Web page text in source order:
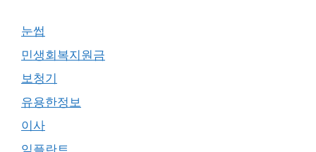
눈썹
민생회복지원금
보청기
유용한정보
이사
임플란트